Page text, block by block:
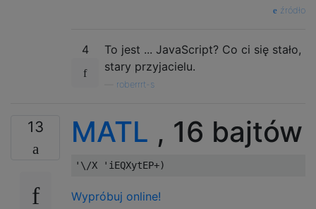
źródło
4
To jest ... JavaScript? Co ci się stało,
stary przyjacielu.
roberrrt-s
13 MATL , 16 bajtów
Wypróbuj online!